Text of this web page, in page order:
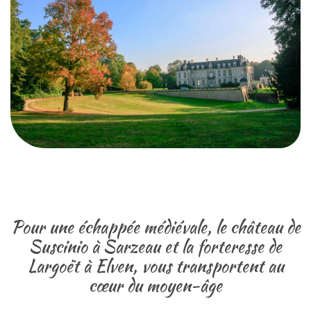
Pour une échappée médiévale, le château de
Suscinio à Sarzeau et la forteresse de
Largoët à Elven, vous transportent au
cœur du moyen-âge